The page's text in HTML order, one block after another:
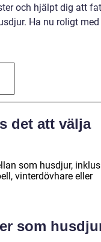
och hjälpt dig att
Ha nu roligt
det att välja
som husdjur,
vinterdövhare eller
som